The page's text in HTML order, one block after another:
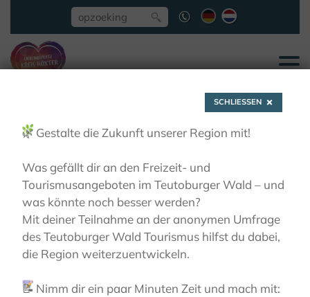
Schäfer, Nicole
ACTIEF RONDLEIDINGEN
DOOR KLOOSTERS EN CULTUUR
SCHLIESSEN
🌿 Gestalte die Zukunft unserer Region mit!
Was gefällt dir an den Freizeit- und
Tourismusangeboten im Teutoburger Wald – und
was könnte noch besser werden?
Mit deiner Teilnahme an der anonymen Umfrage
des Teutoburger Wald Tourismus hilfst du dabei,
die Region weiterzuentwickeln.
📝 Nimm dir ein paar Minuten Zeit und mach mit: